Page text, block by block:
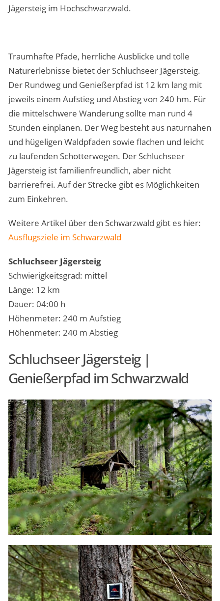
Jägersteig im Hochschwarzwald.
Traumhafte Pfade, herrliche Ausblicke und tolle
Naturerlebnisse bietet der Schluchseer Jägersteig.
Der Rundweg und Genießerpfad ist 12 km lang mit
jeweils einem Aufstieg und Abstieg von 240 hm. Für
die mittelschwere Wanderung sollte man rund 4
Stunden einplanen. Der Weg besteht aus naturnahen
und hügeligen Waldpfaden sowie flachen und leicht
zu laufenden Schotterwegen. Der Schluchseer
Jägersteig ist familienfreundlich, aber nicht
barrierefrei. Auf der Strecke gibt es Möglichkeiten
zum Einkehren.
Weitere Artikel über den Schwarzwald gibt es hier:
Ausflugsziele im Schwarzwald
Schluchseer Jägersteig
Schwierigkeitsgrad: mittel
Länge: 12 km
Dauer: 04:00 h
Höhenmeter: 240 m Aufstieg
Höhenmeter: 240 m Abstieg
Schluchseer Jägersteig |
Genießerpfad im Schwarzwald